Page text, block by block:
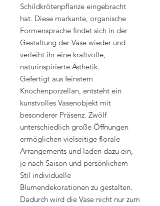
Schildkrötenpflanze eingebracht
hat. Diese markante, organische
Formensprache findet sich in der
Gestaltung der Vase wieder und
verleiht ihr eine kraftvolle,
naturinspirierte Ästhetik.
Gefertigt aus feinstem
Knochenporzellan, entsteht ein
kunstvolles Vasenobjekt mit
besonderer Präsenz. Zwölf
unterschiedlich große Öffnungen
ermöglichen vielseitige florale
Arrangements und laden dazu ein,
je nach Saison und persönlichem
Stil individuelle
Blumendekorationen zu gestalten.
Dadurch wird die Vase nicht nur zum